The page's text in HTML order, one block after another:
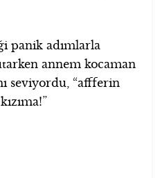
panik adımlarla
annem kocaman
seviyordu, “affferin